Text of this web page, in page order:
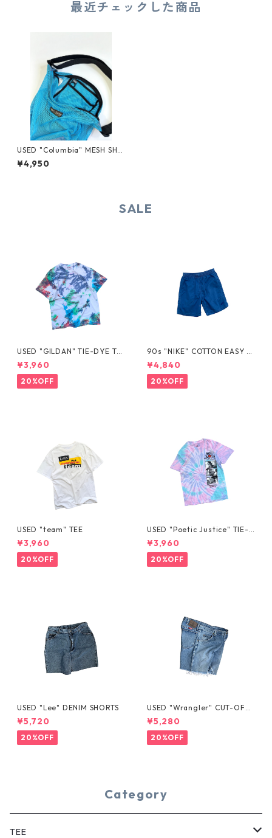
最近チェックした商品
USED "Columbia" MESH SHO
ULDER BAG
¥4,950
SALE
USED "GILDAN" TIE-DYE TE
E
¥3,960
20%OFF
90s "NIKE" COTTON EASY S
HORTS
¥4,840
20%OFF
USED "team" TEE
¥3,960
20%OFF
USED "Poetic Justice" TIE-D
YE TEE
¥3,960
20%OFF
USED "Lee" DENIM SHORTS
¥5,720
20%OFF
USED "Wrangler" CUT-OFF
DENIM SHORTS
¥5,280
20%OFF
Category
TEE